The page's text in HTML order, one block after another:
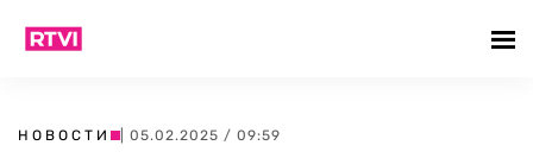
НОВОСТИ | 05.02.2025 / 09:59